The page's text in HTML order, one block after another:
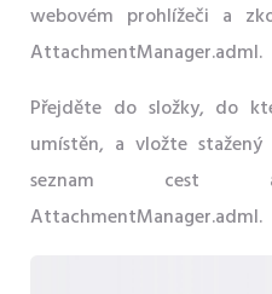
webovém prohlížeči a
AttachmentManager.adml.
Přejděte do složky, do
umístěn, a vložte
seznam cest
AttachmentManager.adml.